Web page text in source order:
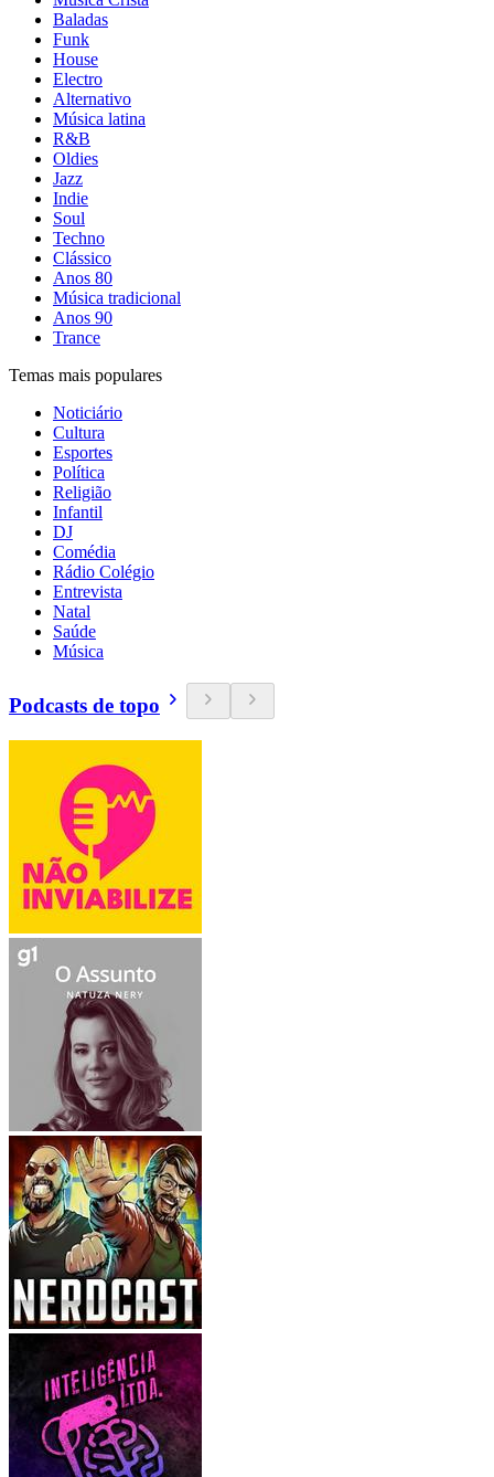
Baladas
Funk
House
Electro
Alternativo
Música latina
R&B
Oldies
Jazz
Indie
Soul
Techno
Clássico
Anos 80
Música tradicional
Anos 90
Trance
Temas mais populares
Noticiário
Cultura
Esportes
Política
Religião
Infantil
DJ
Comédia
Rádio Colégio
Entrevista
Natal
Saúde
Música
Podcasts de topo